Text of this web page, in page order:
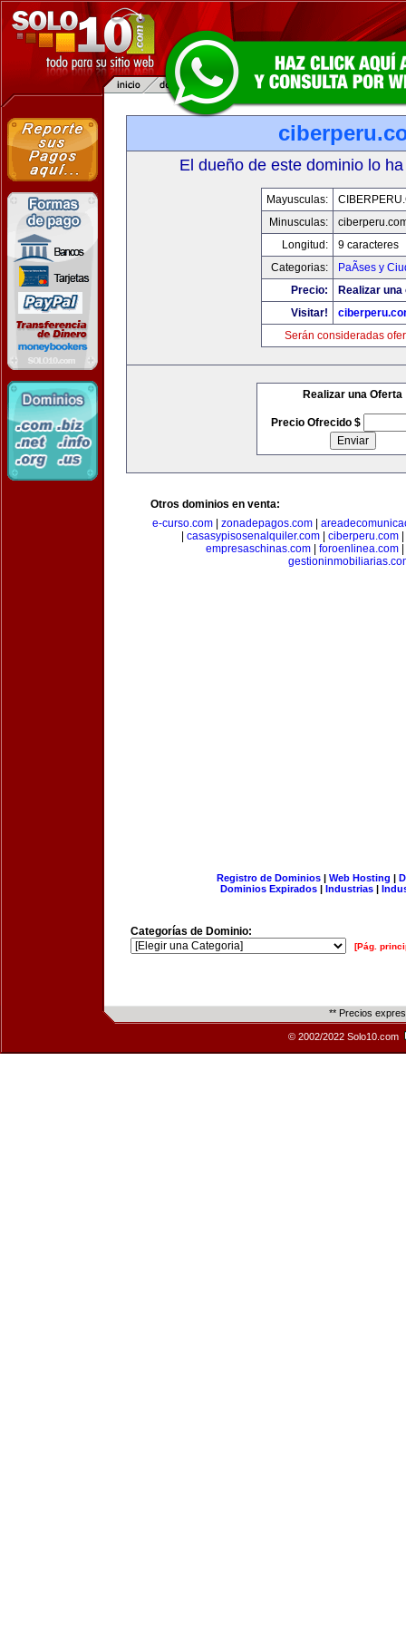
El dueño de este dominio lo
Mayusculas:
Minusculas:
Longitud:
9 caracteres
Categorias:
PaÃ­ses y
Precio:
Realizar
Visitar!
Serán consideradas
Realizar una Oferta
Precio Ofrecido $
Otros dominios en venta:
e-curso.com| zonadepagos.com|
casasypisosenalquiler.com ciberperu.com
empresaschinas.com| foroenlinea.com|
Registro de Dominios| Web Hosting |
Dominios Expirados | Industrias |
Categorías de Dominio:
[Pág.
** Precios
© 2002/2022 Solo10.com